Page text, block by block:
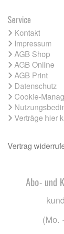
Service
Kontakt
Impressum
AGB Shop
AGB Online
AGB Print
Datenschutz
Cookie-
Verträge hier
Vertrag
Abo- und
(Mo.